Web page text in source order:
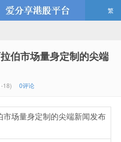
繁
伯市场量身定制的尖端
18) 0评论
场量身定制的尖端新闻发布